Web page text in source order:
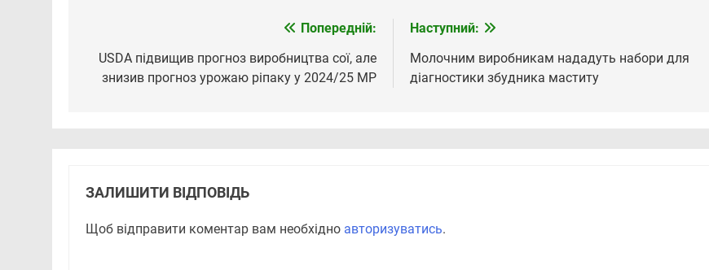
записів
Попередній:
USDA підвищив прогноз виробництва сої, але
знизив прогноз урожаю ріпаку у 2024/25 МР
Наступний:
Молочним виробникам нададуть набори для
діагностики збудника маститу
ЗАЛИШИТИ ВІДПОВІДЬ
Щоб відправити коментар вам необхідно авторизуватись.